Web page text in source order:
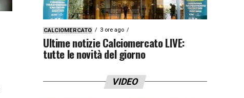
CALCIOMERCATO 3 ore ago
Ultime notizie Calciomercato LIVE:
tutte le novità del giorno
VIDEO